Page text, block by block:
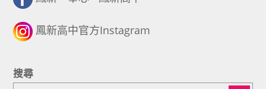
鳳新高中官方Instagram
搜尋